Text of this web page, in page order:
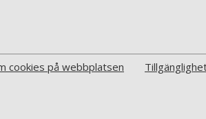
cookies på webbplatsen